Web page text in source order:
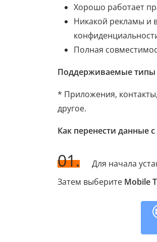
Хорошо работает
Никакой рекламы и
Полная
Поддерживаемые типы
* Приложения,
другое.
Как перенести данные
01.
Для начала
Затем выберите Mobile